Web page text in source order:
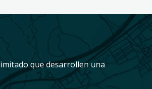
que desarrollen una